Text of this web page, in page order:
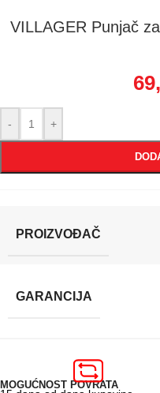
VILLAGER Punjač
- +
PROIZVOĐAČ
GARANCIJA
MOGUĆNOST POVRATA